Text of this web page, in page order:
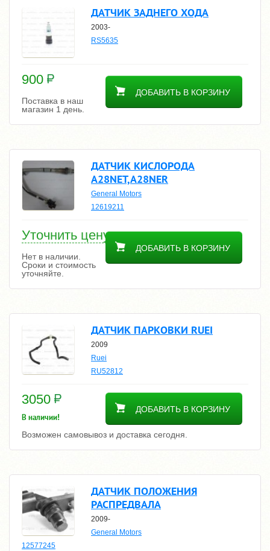
ДАТЧИК ЗАДНЕГО ХОДА
2003-
RS5635
900
ДОБАВИТЬ В КОРЗИНУ
Поставка в наш
магазин 1 день.
ДАТЧИК КИСЛОРОДА
A28NET,A28NER
General Motors
12619211
Уточнить цену
ДОБАВИТЬ В КОРЗИНУ
Нет в наличии.
Сроки и стоимость
уточняйте.
ДАТЧИК ПАРКОВКИ RUEI
2009
Ruei
RU52812
3050
ДОБАВИТЬ В КОРЗИНУ
В наличии!
Возможен самовывоз и доставка сегодня.
ДАТЧИК ПОЛОЖЕНИЯ
РАСПРЕДВАЛА
2009-
General Motors
12577245